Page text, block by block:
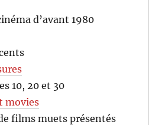
d’avant 1980
10, 20 et 30
movies
films muets présentés